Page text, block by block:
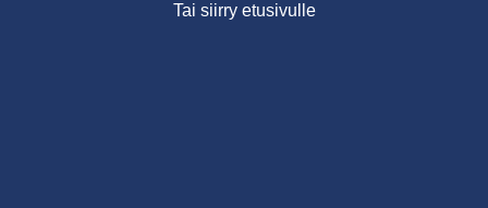
Tai siirry etusivulle